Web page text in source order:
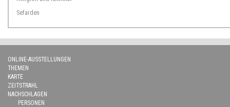
Sefarden
ONLINE-AUSSTELLUNGEN
THEMEN
KARTE
ZEITSTRAHL
NACHSCHLAGEN
PERSONEN